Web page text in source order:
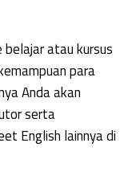
atau kursus
para
Anda akan
serta
English lainnya di